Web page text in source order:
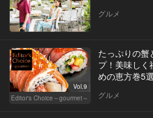
グルメ
Vol.9
Editor's Choice～gourmet～
たっぷりの蟹
プ！美味しく
めの恵方巻5選
グルメ